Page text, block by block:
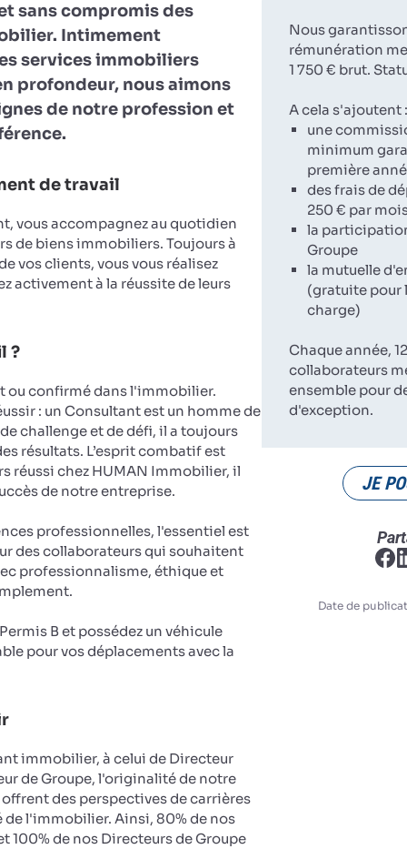
sans compromis des
Intimement
services immobiliers
profondeur, nous aimons
de notre profession et
de travail
vous accompagnez au quotidien
de biens immobiliers. Toujours à
vos clients, vous vous réalisez
activement à la réussite de leurs
?
ou confirmé dans l'immobilier.
: un Consultant est un homme de
challenge et de défi, il a toujours
résultats. L’esprit combatif est
réussi chez HUMAN Immobilier, il
de notre entreprise.
professionnelles, l'essentiel est
des collaborateurs qui souhaitent
professionnalisme, éthique et
B et possédez un véhicule
pour vos déplacements avec la
immobilier, à celui de Directeur
de Groupe, l'originalité de notre
des perspectives de carrières
de l'immobilier. Ainsi, 80% de nos
100% de nos Directeurs de Groupe
Nous
rémunération
1 750 € brut.
A cela s'ajoutent :
une
minimum
première
des frais de
250 € par
la
Groupe
la mutuelle
(gratuite pour
charge)
Chaque année,
collaborateurs
ensemble pour
d'exception.
JE
Date de